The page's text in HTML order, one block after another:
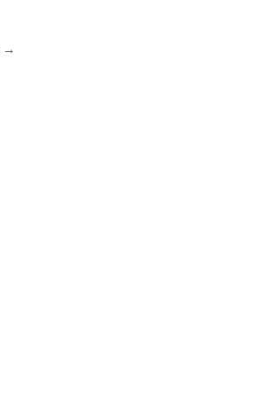
→